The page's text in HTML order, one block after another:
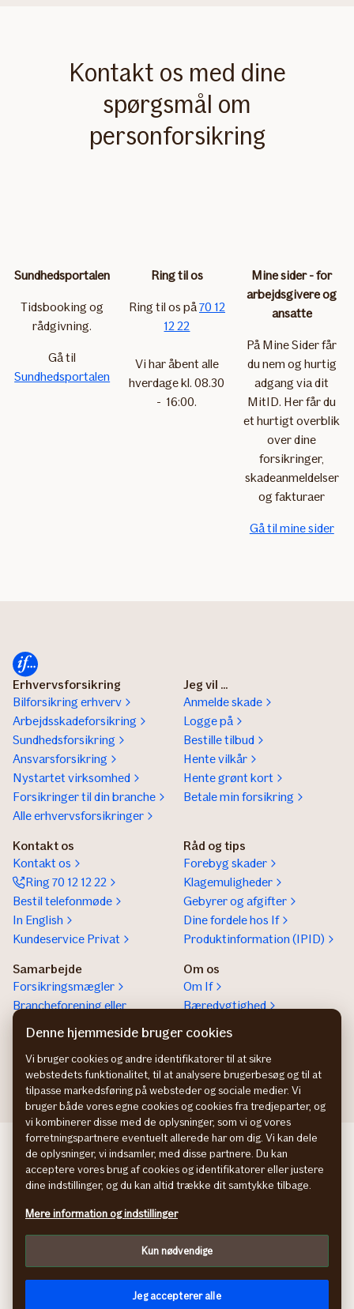
Kontakt os med dine
spørgsmål om
personforsikring
Sundhedsportalen
Tidsbooking og
rådgivning.
Gå til
Sundhedsportalen
Ring til os
Ring til os på70 12
12 22
Vi har åbent alle
hverdage kl. 08.30
- 16:00.
Mine sider - for
arbejdsgivere og
ansatte
På Mine Sider får
du nem og hurtig
adgang via dit
MitID. Her får du
et hurtigt overblik
over dine
forsikringer,
skadeanmeldelser
og fakturaer
Gå til mine sider
Erhvervsforsikring
Bilforsikring erhverv
Arbejdsskadeforsikring
Sundhedsforsikring
Ansvarsforsikring
Nystartet virksomhed
Forsikringer til din branche
Alle erhvervsforsikringer
Jeg vil ...
Anmelde skade
Logge på
Bestille tilbud
Hente vilkår
Hente grønt kort
Betale min forsikring
Kontakt os
Kontakt os
Ring 70 12 12 22
Bestil telefonmøde
In English
Kundeservice Privat
Råd og tips
Forebyg skader
Klagemuligheder
Gebyrer og afgifter
Dine fordele hos If
Produktinformation (IPID)
Samarbejde
Forsikringsmægler
Brancheforening eller
organisation
If vejhjælp Europa
Bliv partner
Om os
Om If
Bæredygtighed
If företagsförsäkring SE
If yritysvakuutus FI
If bedriftsforsikring NO
Cookies
Tilpas
In English
facebook
© If Skadeforsikring, filial af If Skadeförsäkring AB (publ),
Denne hjemmeside bruger cookies
Vi bruger cookies og andre identifikatorer til at sikre
webstedets funktionalitet, til at analysere brugerbesøg og til at
tilpasse markedsføring på websteder og sociale medier. Vi
bruger både vores egne cookies og cookies fra tredjeparter, og
vi kombinerer disse med de oplysninger, som vi og vores
forretningspartnere eventuelt allerede har om dig. Vi kan dele
de oplysninger, vi indsamler, med disse partnere. Du kan
acceptere vores brug af cookies og identifikatorer eller justere
dine indstillinger, og du kan altid trække dit samtykke tilbage.
Mere information og indstillinger
Kun nødvendige
Jeg accepterer alle